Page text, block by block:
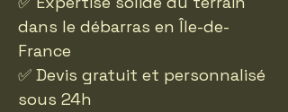
dans le débarras en Île-de-
France
✅ Devis gratuit et personnalisé
sous 24h